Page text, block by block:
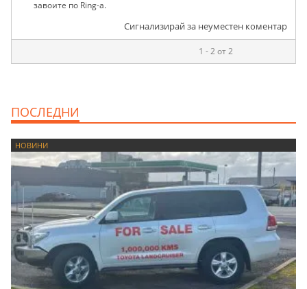
завоите по Ring-a.
Сигнализирай за неуместен коментар
1 - 2 от 2
ПОСЛЕДНИ
НОВИНИ